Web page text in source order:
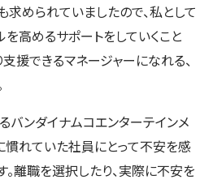
められていましたので、私として
高めるサポートをしていくこと
援できるマネージャーになれる、
バンダイナムコエンターテインメ
慣れていた社員にとって不安を感
。離職を選択したり、実際に不安を